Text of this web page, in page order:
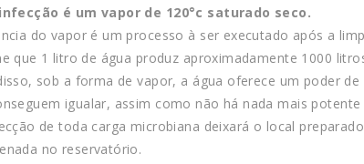
é um vapor de 120°c saturado seco.
do vapor é um processo à ser executado após a
que 1 litro de água produz aproximadamente 1000
sob a forma de vapor, a água oferece um poder
igualar, assim como não há nada mais
de toda carga microbiana deixará o local
no reservatório.